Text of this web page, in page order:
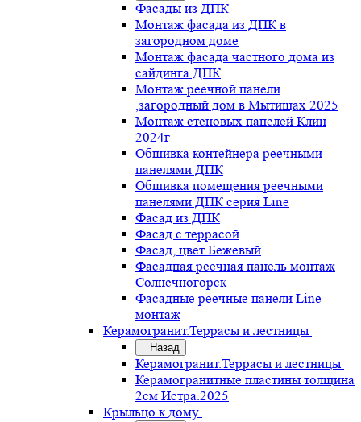
Фасады из ДПК
Монтаж фасада из ДПК в
загородном доме
Монтаж фасада частного дома из
сайдинга ДПК
Монтаж реечной панели
,загородный дом в Мытищах 2025
Монтаж стеновых панелей Клин
2024г
Обшивка контейнера реечными
панелями ДПК
Обшивка помещения реечными
панелями ДПК серия Line
Фасад из ДПК
Фасад с террасой
Фасад, цвет Бежевый
Фасадная реечная панель монтаж
Солнечногорск
Фасадные реечные панели Line
монтаж
Керамогранит.Террасы и лестницы
Назад
Керамогранит.Террасы и лестницы
Керамогранитные пластины толщина
2см Истра.2025
Крыльцо к дому